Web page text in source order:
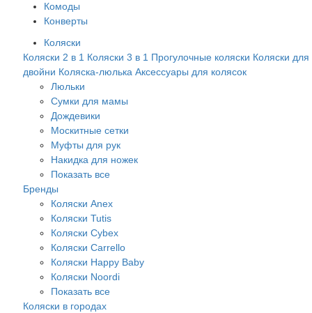
Комоды
Конверты
Коляски
Коляски 2 в 1 Коляски 3 в 1 Прогулочные коляски Коляски для
двойни Коляска-люлька Аксессуары для колясок
Люльки
Сумки для мамы
Дождевики
Москитные сетки
Муфты для рук
Накидка для ножек
Показать все
Бренды
Коляски Anex
Коляски Tutis
Коляски Cybex
Коляски Carrello
Коляски Happy Baby
Коляски Noordi
Показать все
Коляски в городах